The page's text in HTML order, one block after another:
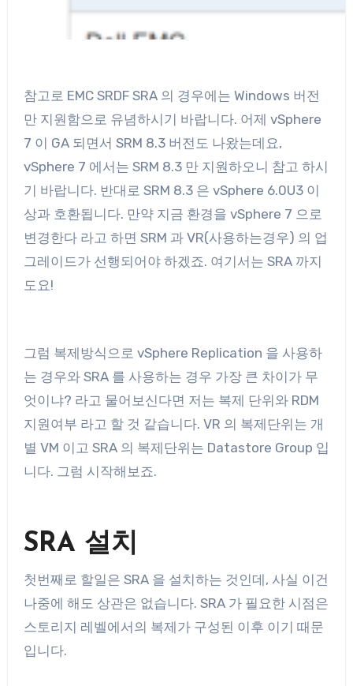
참고로 EMC SRDF SRA 의 경우에는 Windows 버전
만 지원함으로 유념하시기 바랍니다. 어제 vSphere
7 이 GA 되면서 SRM 8.3 버전도 나왔는데요,
vSphere 7 에서는 SRM 8.3 만 지원하오니 참고 하시
기 바랍니다. 반대로 SRM 8.3 은 vSphere 6.0U3 이
상과 호환됩니다. 만약 지금 환경을 vSphere 7 으로
변경한다 라고 하면 SRM 과 VR(사용하는경우) 의 업
그레이드가 선행되어야 하겠죠. 여기서는 SRA 까지
도요!
그럼 복제방식으로 vSphere Replication 을 사용하
는 경우와 SRA 를 사용하는 경우 가장 큰 차이가 무
엇이냐? 라고 물어보신다면 저는 복제 단위와 RDM
지원여부 라고 할 것 같습니다. VR 의 복제단위는 개
별 VM 이고 SRA 의 복제단위는 Datastore Group 입
니다. 그럼 시작해보죠.
SRA 설치
첫번째로 할일은 SRA 을 설치하는 것인데, 사실 이건
나중에 해도 상관은 없습니다. SRA 가 필요한 시점은
스토리지 레벨에서의 복제가 구성된 이후 이기 때문
입니다.